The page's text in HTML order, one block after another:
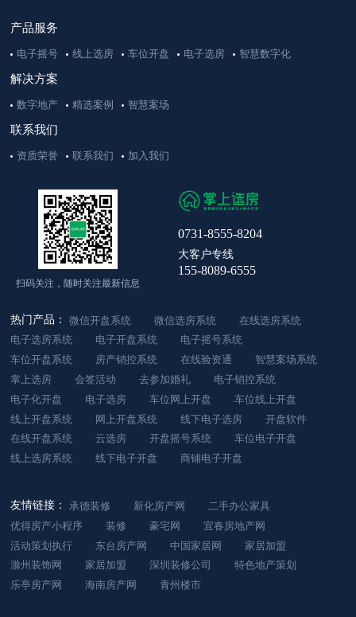
产品服务
电子摇号 线上选房 车位开盘 电子选房 智慧数字化
解决方案
数字地产 精选案例 智慧案场
联系我们
资质荣誉 联系我们 加入我们
扫码关注，随时关注最新信息
0731-8555-8204
大客户专线
155-8089-6555
热门产品：微信开盘系统 微信选房系统
在线选房系统
电子选房系统
电子开盘系统
电子摇号系统
车位开盘系统
房产销控系统 在线验资通
智慧案场系统
掌上选房
会签活动 去参加婚礼
电子销控系统
电子化开盘
电子选房 车位网上开盘
车位线上开盘
线上开盘系统
网上开盘系统 线下电子选房
开盘软件
在线开盘系统
云选房 开盘摇号系统
车位电子开盘
线上选房系统
线下电子开盘 商铺电子开盘
友情链接： 承德装修 新化房产网
二手办公家具
优得房产小程序
装修 豪宅网
宜春房地产网
活动策划执行
东台房产网 中国家居网
家居加盟
滁州装饰网
家居加盟 深圳装修公司
特色地产策划
乐亭房产网
海南房产网 青州楼市